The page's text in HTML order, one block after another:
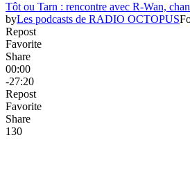
Tôt ou Tarn : rencontre avec R-Wan,
byLes podcasts de RADIO OCTOPUS
Repost
Favorite
Share
00:00
-27:20
Repost
Favorite
Share
130